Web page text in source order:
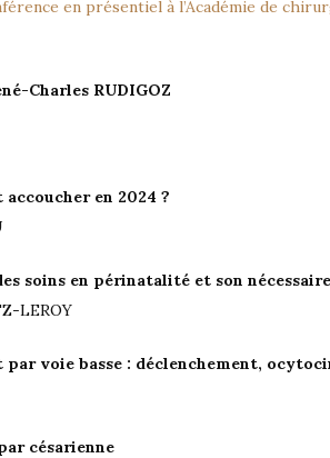
en présentiel à l’Académie de
Charles RUDIGOZ
en 2024 ?
soins en périnatalité et son
LEROY
par voie basse : déclenchement,
césarienne